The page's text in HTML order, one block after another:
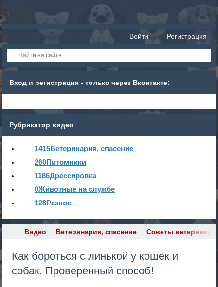
Войти Регистрация
Вход и регистрация - только через Вконтакте:
Рубрикатор видео
1415Ветеринария, спасение
260Питомники
1186Дрессировка
0Животные на службе
128Разное
Видео Ветеринария, спасение Советы ветеринара
Как бороться с линькой у кошек и
собак. Проверенный способ!